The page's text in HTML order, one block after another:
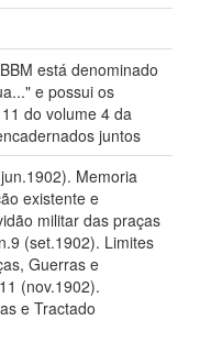
está denominado
e possui os
do volume 4 da
juntos
Memoria
existente e
militar das praças
(set.1902). Limites
Guerras e
(nov.1902).
e Tractado